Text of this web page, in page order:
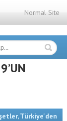
Normal Site
,Türkiye'den